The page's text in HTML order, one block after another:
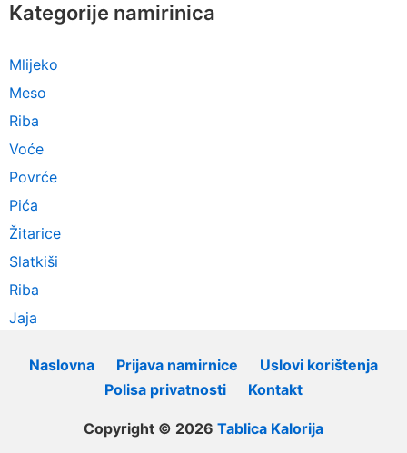
Kategorije namirinica
Mlijeko
Meso
Riba
Voće
Povrće
Pića
Žitarice
Slatkiši
Riba
Jaja
Naslovna Prijava namirnice
Uslovi korištenja
Polisa privatnosti
Kontakt
Copyright © 2026 Tablica Kalorija